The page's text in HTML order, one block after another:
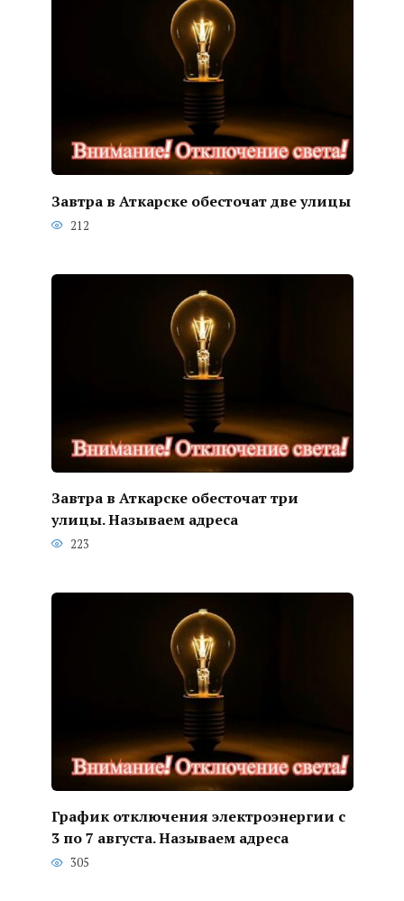
Завтра в Аткарске обесточат две улицы
212
Завтра в Аткарске обесточат три
улицы. Называем адреса
223
График отключения электроэнергии с
3 по 7 августа. Называем адреса
305